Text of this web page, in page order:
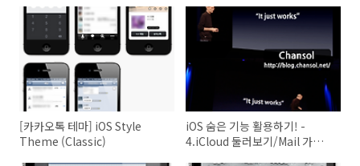
[카카오톡 테마] iOS Style
Theme (Classic)
iOS 숨은 기능 활용하기! -
4.iCloud 둘러보기/Mail 가상